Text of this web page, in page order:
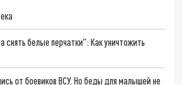
снять белые перчатки": Как уничтожить
от боевиков ВСУ. Но беды для малышей не